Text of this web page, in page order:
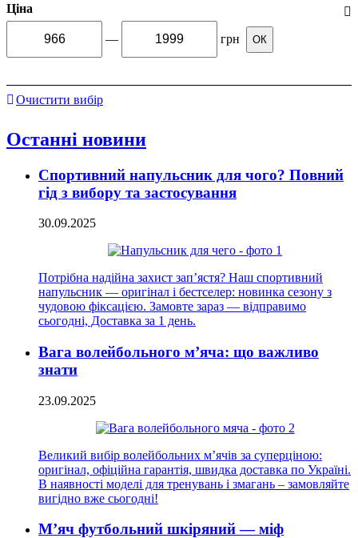
Ціна
— грн ОК
Очистити вибір
Останні новини
Спортивний напульсник для чого? Повний
гід з вибору та застосування
30.09.2025
Потрібна надійна захист зап’ястя? Наш спортивний
напульсник — оригінал і бестселер: новинка сезону з
чудовою фіксацією. Замовте зараз — відправимо
сьогодні, Доставка за 1 день.
Вага волейбольного м’яча: що важливо
знати
23.09.2025
Великий вибір волейбольних м’ячів за суперціною:
оригінал, офіційна гарантія, швидка доставка по Україні.
В наявності моделі для тренувань і змагань – замовляйте
вигідно вже сьогодні!
М’яч футбольний шкіряний — міф